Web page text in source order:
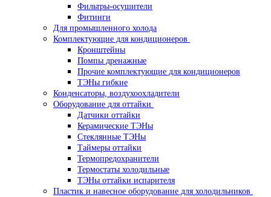
Фильтры-осушители
Фитинги
Для промышленного холода
Комплектующие для кондиционеров
Кронштейны
Помпы дренажные
Прочие комплектующие для кондиционеров
ТЭНы гибкие
Конденсаторы, воздухоохладители
Оборудование для оттайки
Датчики оттайки
Керамические ТЭНы
Стеклянные ТЭНы
Таймеры оттайки
Термопредохранители
Термостаты холодильные
ТЭНы оттайки испарителя
Пластик и навесное оборудование для холодильников